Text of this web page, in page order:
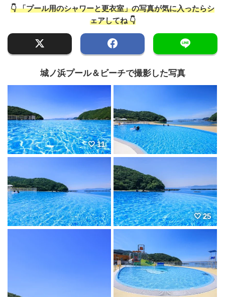
👇 「プール用のシャワーと更衣室」の写真が気に入ったらシ
ェアしてね 👇
城ノ浜プール＆ビーチで撮影した写真
11
25